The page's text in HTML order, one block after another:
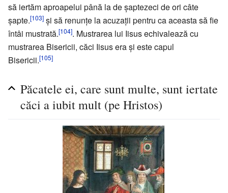
să iertăm aproapelui până la de şaptezeci de ori câte
şapte.[103] şi să renunţe la acuzaţii pentru ca aceasta să fie
întâi mustrată.[104]. Mustrarea lui Iisus echivalează cu
mustrarea Bisericii, căci Iisus era şi este capul
Bisericii.[105]
Păcatele ei, care sunt multe, sunt iertate
căci a iubit mult (pe Hristos)